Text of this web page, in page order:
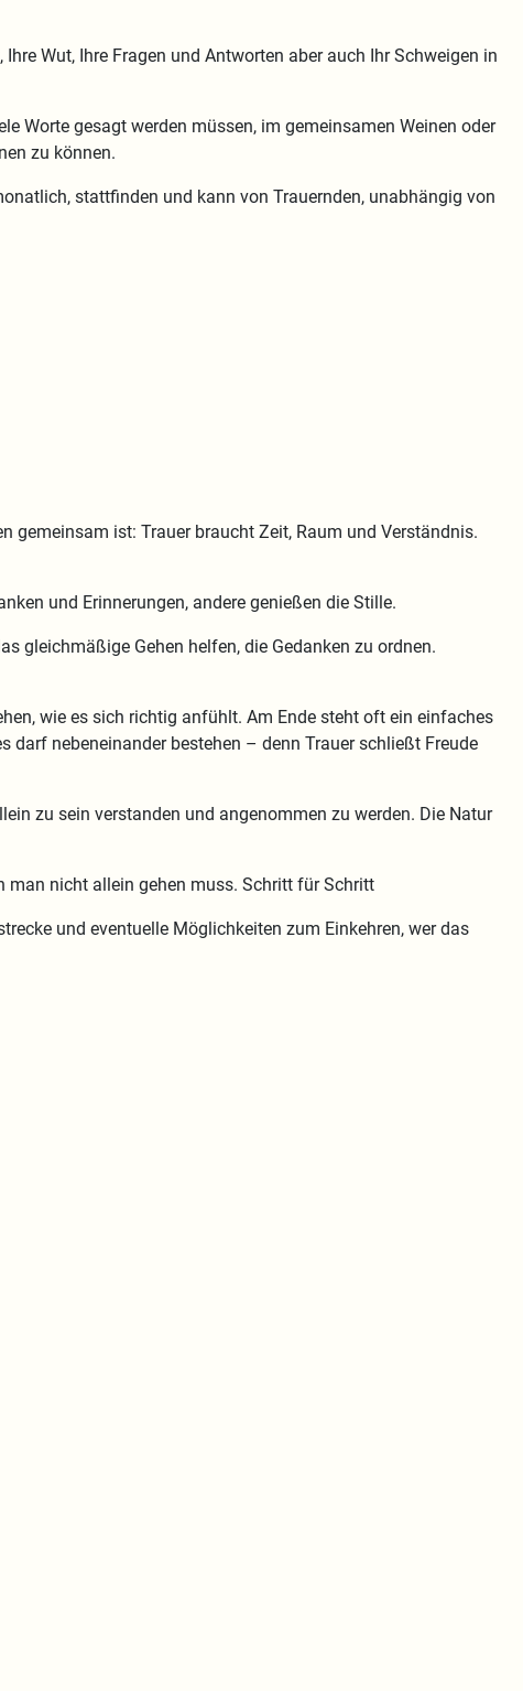
Wut, Ihre Fragen und Antworten aber auch Ihr Schweigen in
Worte gesagt werden müssen, im gemeinsamen Weinen oder
zu können.
stattfinden und kann von Trauernden, unabhängig von
gemeinsam ist: Trauer braucht Zeit, Raum und Verständnis.
und Erinnerungen, andere genießen die Stille.
gleichmäßige Gehen helfen, die Gedanken zu ordnen.
wie es sich richtig anfühlt. Am Ende steht oft ein einfaches
darf nebeneinander bestehen – denn Trauer schließt Freude
zu sein verstanden und angenommen zu werden. Die Natur
man nicht allein gehen muss. Schritt für Schritt
und eventuelle Möglichkeiten zum Einkehren, wer das